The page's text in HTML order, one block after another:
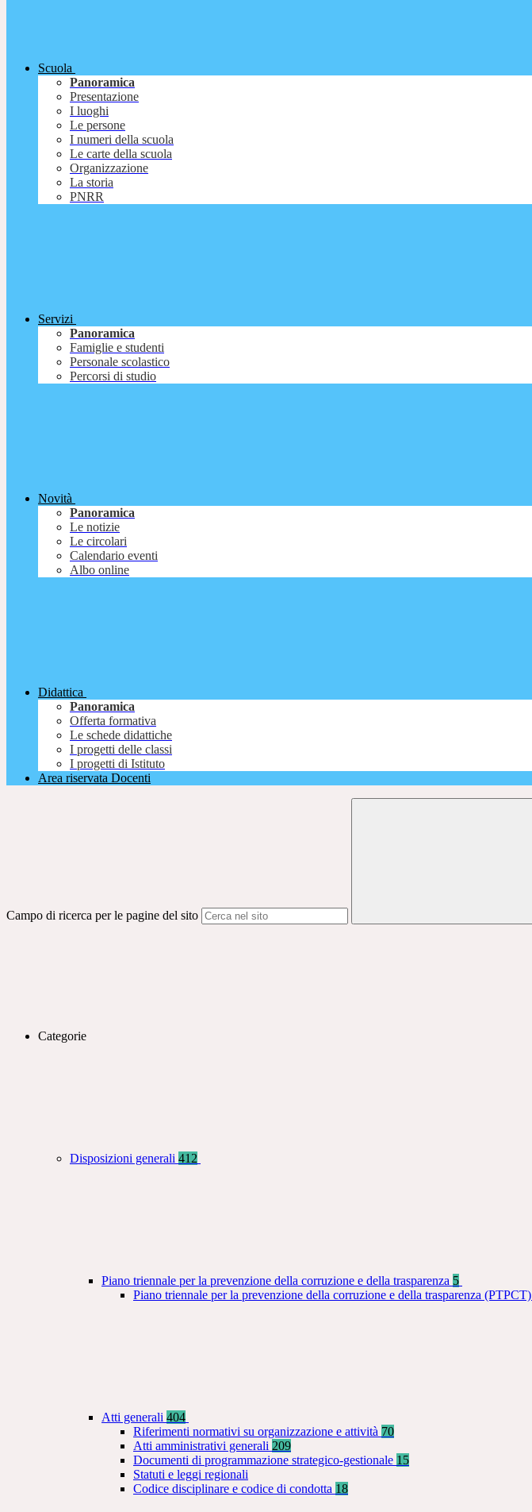
Scuola
Panoramica
Presentazione
I luoghi
Le persone
I numeri della scuola
Le carte della scuola
Organizzazione
La storia
PNRR
Servizi
Panoramica
Famiglie e studenti
Personale scolastico
Percorsi di studio
Novità
Panoramica
Le notizie
Le circolari
Calendario eventi
Albo online
Didattica
Panoramica
Offerta formativa
Le schede didattiche
I progetti delle classi
I progetti di Istituto
Area riservata Docenti
Campo di ricerca per le pagine del sito
Categorie
Disposizioni generali 412
Piano triennale per la prevenzione della corruzione e della trasparenza 5
Piano triennale per la prevenzione della corruzione e della trasparenza (PTPCT)
Atti generali 404
Riferimenti normativi su organizzazione e attività 70
Atti amministrativi generali 209
Documenti di programmazione strategico-gestionale 15
Statuti e leggi regionali
Codice disciplinare e codice di condotta 18